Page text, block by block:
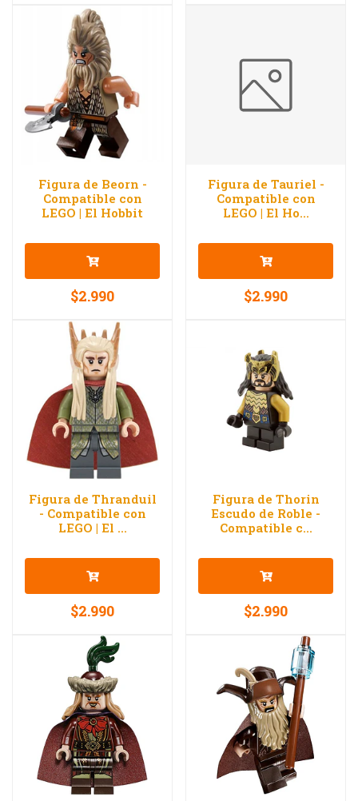
Figura de Beorn -
Compatible con
LEGO | El Hobbit
$2.990
Figura de Tauriel -
Compatible con
LEGO | El Ho...
$2.990
Figura de Thranduil
- Compatible con
LEGO | El ...
$2.990
Figura de Thorin
Escudo de Roble -
Compatible c...
$2.990